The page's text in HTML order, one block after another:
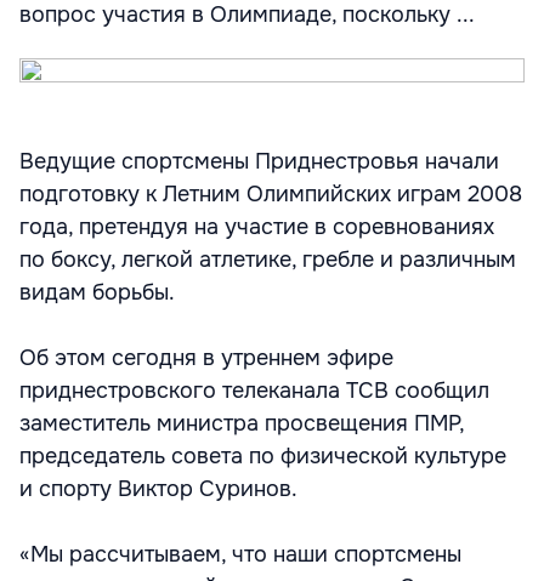
вопрос участия в Олимпиаде, поскольку ...
Ведущие спортсмены Приднестровья начали
подготовку к Летним Олимпийских играм 2008
года, претендуя на участие в соревнованиях
по боксу, легкой атлетике, гребле и различным
видам борьбы.
Об этом сегодня в утреннем эфире
приднестровского телеканала ТСВ сообщил
заместитель министра просвещения ПМР,
председатель совета по физической культуре
и спорту Виктор Суринов.
«Мы рассчитываем, что наши спортсмены